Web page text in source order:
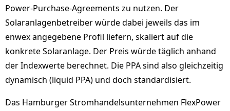
Power-Purchase-Agreements zu nutzen. Der
Solaranlagenbetreiber würde dabei jeweils das im
enwex angegebene Profil liefern, skaliert auf die
konkrete Solaranlage. Der Preis würde täglich anhand
der Indexwerte berechnet. Die PPA sind also gleichzeitig
dynamisch (liquid PPA) und doch standardisiert.
Das Hamburger Stromhandelsunternehmen FlexPower